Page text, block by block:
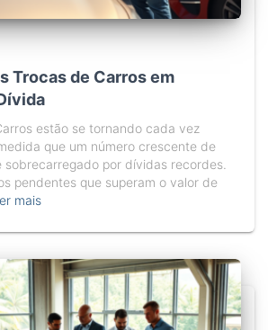
Trocas de Carros em
estão se tornando cada vez
que um número crescente de
sobrecarregado por dívidas recordes.
pendentes que superam o valor de
mais